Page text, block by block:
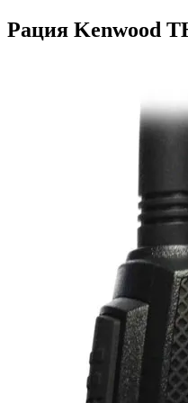
Рация Kenwood